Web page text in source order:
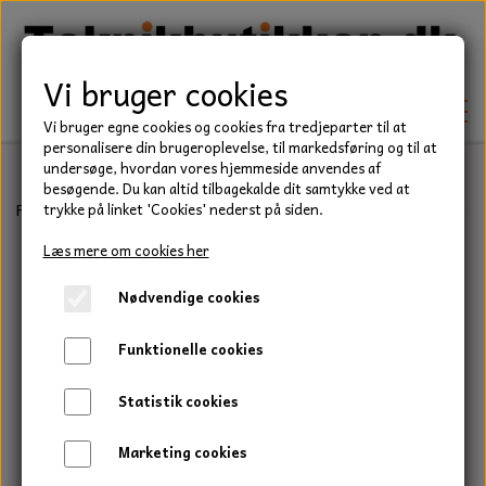
TEKNIK
KILEREMME
LEJER
PAKDÅSER
LÅSERINGE
BEFÆSTELSE
HAVE/PARK
UNIVERSALE REMME TIL PLÆNEKLIPPER OG
HAVETRAKTOR
TRAKTOR/ENTREPRENØR
Forside Eldele Batterikabler Batterikabel med kabelsko, sort
Vi bruger cookies
Vi bruger egne cookies og cookies fra tredjeparter til at
personalisere din brugeroplevelse, til markedsføring og til at
undersøge, hvordan vores hjemmeside anvendes af
besøgende. Du kan altid tilbagekalde dit samtykke ved at
trykke på linket 'Cookies' nederst på siden.
Læs mere om cookies her
Nødvendige cookies
Funktionelle cookies
Statistik cookies
Marketing cookies